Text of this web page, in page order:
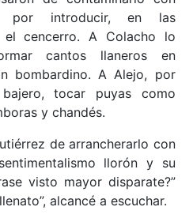
por introducir, en las
cencerro. A Colacho lo
cantos llaneros en
bombardino. A Alejo, por
tocar puyas como
y chandés.
de arrancherarlo con
llorón y su
visto mayor disparate?”
alcancé a escuchar.